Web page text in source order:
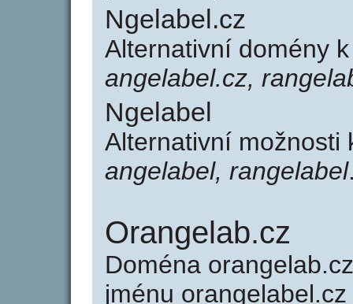
Ngelabel.cz
Alternativní domény
angelabel.cz,
Ngelabel
Alternativní možnosti
angelabel, rangelabel
Orangelab.cz
Doména
jménu